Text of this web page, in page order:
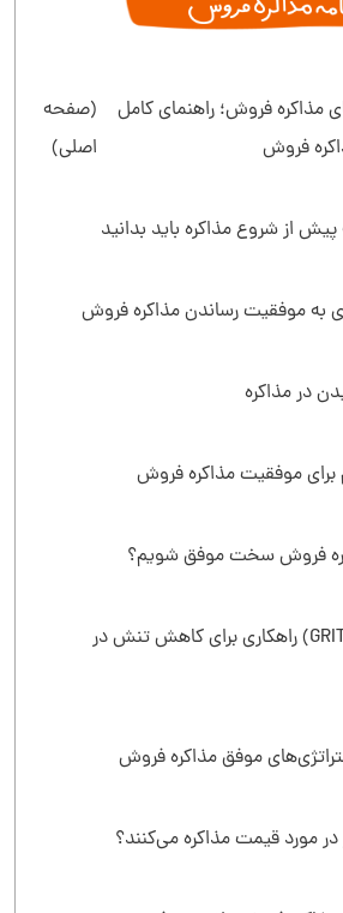
فروش؛ راهنمای کامل
فروش
(صفحه
اصلی)
از شروع مذاکره باید بدانید
در مذاکره
برای موفقیت مذاکره فروش
فروش سخت موفق شویم؟
تکنیک گریت (GRIT) راهکاری برای کاهش تنش در
موفق مذاکره فروش
مورد قیمت مذاکره می‌کنند؟